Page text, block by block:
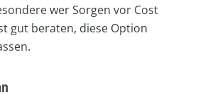
wer Sorgen vor Cost
gut beraten, diese Option